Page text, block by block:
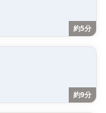
約5分
約9分